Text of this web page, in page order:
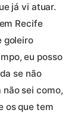
já vi atuar.
Recife
goleiro
eu posso
se não
sei como,
os que tem